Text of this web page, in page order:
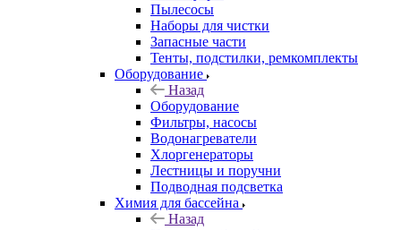
Пылесосы
Наборы для чистки
Запасные части
Тенты, подстилки, ремкомплекты
Оборудование
Назад
Оборудование
Фильтры, насосы
Водонагреватели
Хлоргенераторы
Лестницы и поручни
Подводная подсветка
Химия для бассейна
Назад